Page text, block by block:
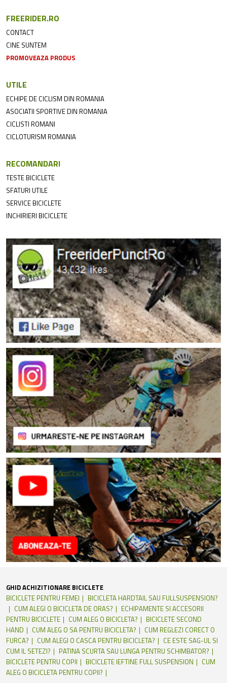
FREERIDER.RO
CONTACT
CINE SUNTEM
PROMOVEAZA PRODUS
UTILE
ECHIPE DE CICLISM DIN ROMANIA
ASOCIATII SPORTIVE DIN ROMANIA
CICLISTI ROMANI
CICLOTURISM ROMANIA
RECOMANDARI
TESTE BICICLETE
SFATURI UTILE
SERVICE BICICLETE
INCHIRIERI BICICLETE
GHID ACHIZITIONARE BICICLETE
BICICLETE PENTRU FEMEI
BICICLETA HARDTAIL SAU FULLSUSPENSION?
CUM ALEGI O BICICLETA DE ORAS?
ECHIPAMENTE SI ACCESORII
PENTRU BICICLETE
CUM ALEG O BICICLETA?
BICICLETE SECOND
HAND
CUM ALEG O SA PENTRU BICICLETA?
CUM REGLEZI CORECT O
FURCA?
CUM ALEGI O CASCA PENTRU BICICLETA?
CE ESTE SAG-UL SI
CUM IL SETEZI?
PATINA SCURTA SAU LUNGA PENTRU SCHIMBATOR?
BICICLETE PENTRU COPII
BICICLETE IEFTINE FULL SUSPENSION
CUM
ALEG O BICICLETA PENTRU COPII?